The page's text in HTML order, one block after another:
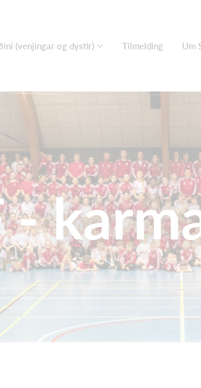
(venjingar og dystir) Tilmelding Um
-